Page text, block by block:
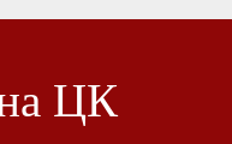
ЦК